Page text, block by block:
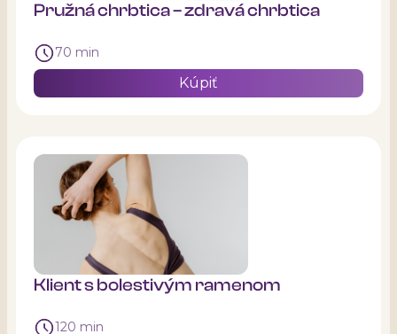
Pružná chrbtica – zdravá chrbtica
70 min
Kúpiť
Klient s bolestivým ramenom
120 min